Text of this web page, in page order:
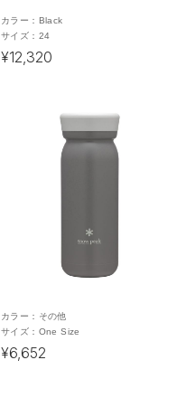
カラー： Black
サイズ： 24
¥12,320
カラー： その他
サイズ： One Size
¥6,652